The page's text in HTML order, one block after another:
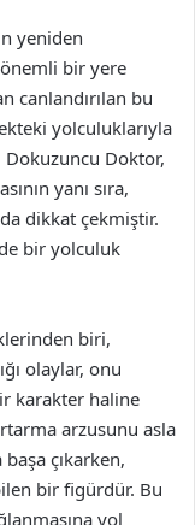
yeniden
bir yere
canlandırılan bu
yolculuklarıyla
Dokuzuncu Doktor,
yanı sıra,
dikkat çekmiştir.
bir yolculuk
biri,
olaylar, onu
karakter haline
arzusunu asla
başa çıkarken,
bir figürdür. Bu
yol